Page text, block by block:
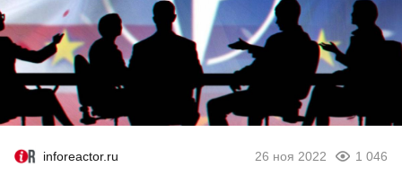
inforeactor.ru 26 ноя 2022 1 046